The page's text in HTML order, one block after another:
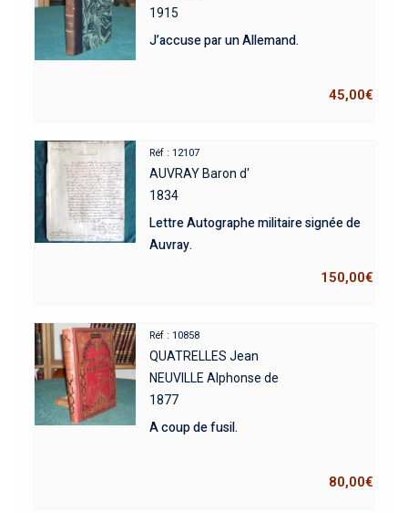
1915
J’accuse par un Allemand.
45,00€
Réf : 12107
AUVRAY Baron d'
1834
Lettre Autographe militaire signée de
Auvray.
150,00€
Réf : 10858
QUATRELLES Jean
NEUVILLE Alphonse de
1877
A coup de fusil.
80,00€